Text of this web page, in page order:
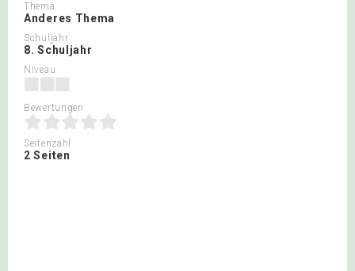
Thema
Anderes Thema
Schuljahr
8. Schuljahr
Niveau
Bewertungen
Seitenzahl
2 Seiten